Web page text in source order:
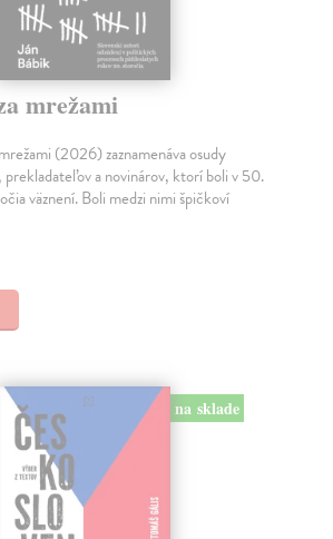
mrežami
(2026) zaznamenáva osudy
a novinárov, ktorí boli v 50.
väznení. Boli medzi nimi špičkoví
na sklade